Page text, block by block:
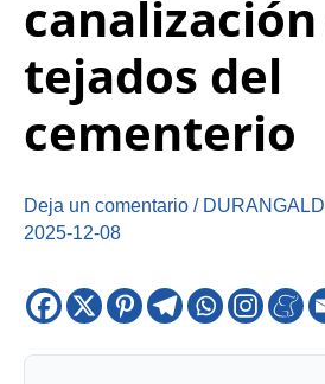
tejados del
cementerio
Deja un comentario /
2025-12-08